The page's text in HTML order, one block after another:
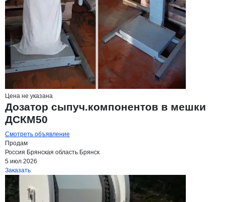
Цена не указана
Дозатор сыпуч.компонентов в мешки
ДСКМ50
Смотреть объявление
Продам
Россия Брянская область Брянск
5 июл 2026
Заказать